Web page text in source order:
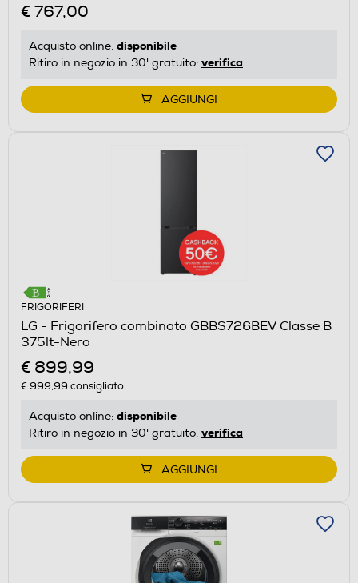
€ 767,00
Acquisto online: disponibile
Ritiro in negozio in 30' gratuito: verifica
AGGIUNGI
FRIGORIFERI
LG - Frigorifero combinato GBBS726BEV Classe B
375lt-Nero
€ 899,99
€ 999,99 consigliato
Acquisto online: disponibile
Ritiro in negozio in 30' gratuito: verifica
AGGIUNGI